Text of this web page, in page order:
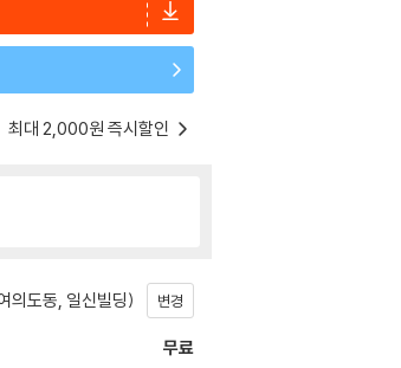
최대 2,000원 즉시할인
의도동, 일신빌딩) 변경
무료